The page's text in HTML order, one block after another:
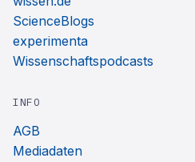
ScienceBlogs
experimenta
Wissenschaftspodcasts
INFO
AGB
Mediadaten